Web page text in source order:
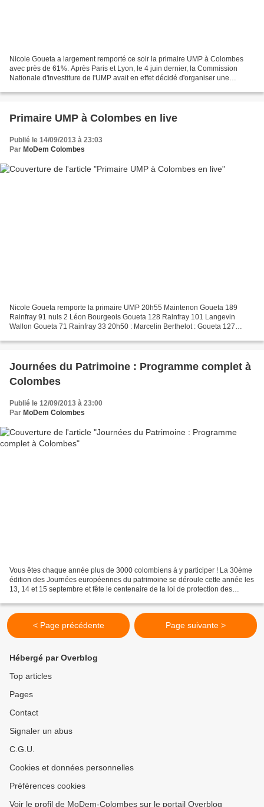
Nicole Goueta a largement remporté ce soir la primaire UMP à Colombes
avec près de 61%. Après Paris et Lyon, le 4 juin dernier, la Commission
Nationale d'Investiture de l'UMP avait en effet décidé d'organiser une
Primaire UMP à Colombes en live
Publié le 14/09/2013 à 23:03
Par MoDem Colombes
Nicole Goueta remporte la primaire UMP 20h55 Maintenon Goueta 189
Rainfray 91 nuls 2 Léon Bourgeois Goueta 128 Rainfray 101 Langevin
Wallon Goueta 71 Rainfray 33 20h50 : Marcelin Berthelot : Goueta 127
Journées du Patrimoine : Programme complet à
Colombes
Publié le 12/09/2013 à 23:00
Par MoDem Colombes
Vous êtes chaque année plus de 3000 colombiens à y participer ! La 30ème
édition des Journées européennes du patrimoine se déroule cette année les
13, 14 et 15 septembre et fête le centenaire de la loi de protection des
< Page précédente Page suivante >
Hébergé par Overblog
Top articles
Pages
Contact
Signaler un abus
C.G.U.
Cookies et données personnelles
Préférences cookies
Voir le profil de MoDem-Colombes sur le portail Overblog